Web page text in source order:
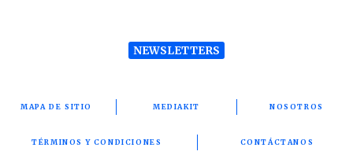
NEWSLETTERS
MAPA DE SITIO MEDIAKIT NOSOTROS
TÉRMINOS Y CONDICIONES CONTÁCTANOS